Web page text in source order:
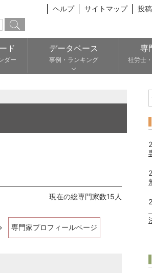
ヘルプ サイトマップ 投
ド
ダー
データベース
事例・ランキング
専
社労士
現在の総専門家数15人
専門家プロフィールページ